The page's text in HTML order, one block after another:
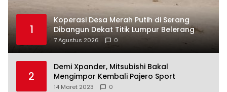
1
Koperasi Desa Merah Putih di Serang
Dibangun Dekat Titik Lumpur Belerang
7 Agustus 2026 0
2
Demi Xpander, Mitsubishi Bakal
Mengimpor Kembali Pajero Sport
14 Maret 2023 0